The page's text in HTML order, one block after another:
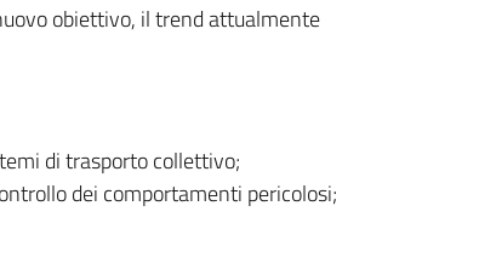
obiettivo, il trend attualmente
di trasporto collettivo;
dei comportamenti pericolosi;